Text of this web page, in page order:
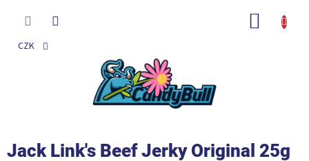
CZK
Jack Link's Beef Jerky Original 25g